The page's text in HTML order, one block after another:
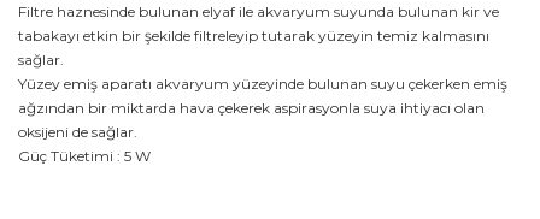
Filtre haznesinde bulunan elyaf ile akvaryum suyunda bulunan kir ve
tabakayı etkin bir şekilde filtreleyip tutarak yüzeyin temiz kalmasını
sağlar.
Yüzey emiş aparatı akvaryum yüzeyinde bulunan suyu çekerken emiş
ağzından bir miktarda hava çekerek aspirasyonla suya ihtiyacı olan
oksijeni de sağlar.
Güç Tüketimi : 5 W